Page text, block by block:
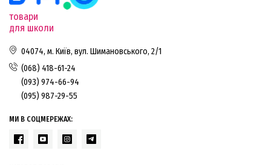
товари
для школи
04074, м. Київ, вул. Шимановського, 2/1
(068) 418-61-24
(093) 974-66-94
(095) 987-29-55
МИ В СОЦМЕРЕЖАХ: